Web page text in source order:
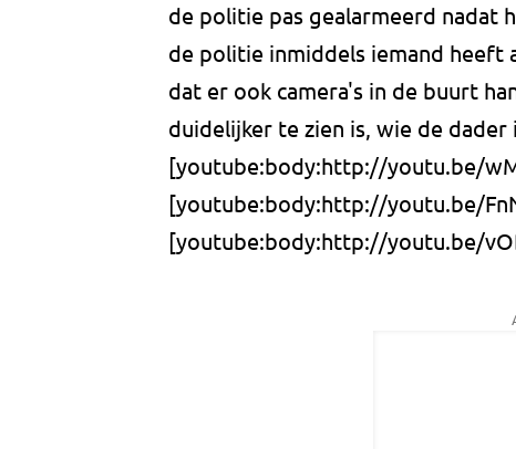
de politie pas gealarmeerd nadat
de politie inmiddels iemand heeft
dat er ook camera's in de buurt
duidelijker te zien is, wie de dader
[youtube:body:http://youtu.be/
[youtube:body:http://youtu.be/
[youtube:body:http://youtu.be/